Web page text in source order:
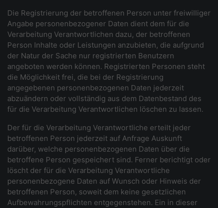
Die Registrierung der betroffenen Person unter freiwilliger
Angabe personenbezogener Daten dient dem für die
Verarbeitung Verantwortlichen dazu, der betroffenen
Person Inhalte oder Leistungen anzubieten, die aufgrund
der Natur der Sache nur registrierten Benutzern
angeboten werden können. Registrierten Personen steht
die Möglichkeit frei, die bei der Registrierung
angegebenen personenbezogenen Daten jederzeit
abzuändern oder vollständig aus dem Datenbestand des
für die Verarbeitung Verantwortlichen löschen zu lassen.
Der für die Verarbeitung Verantwortliche erteilt jeder
betroffenen Person jederzeit auf Anfrage Auskunft
darüber, welche personenbezogenen Daten über die
betroffene Person gespeichert sind. Ferner berichtigt oder
löscht der für die Verarbeitung Verantwortliche
personenbezogene Daten auf Wunsch oder Hinweis der
betroffenen Person, soweit dem keine gesetzlichen
Aufbewahrungspflichten entgegenstehen. Ein in dieser